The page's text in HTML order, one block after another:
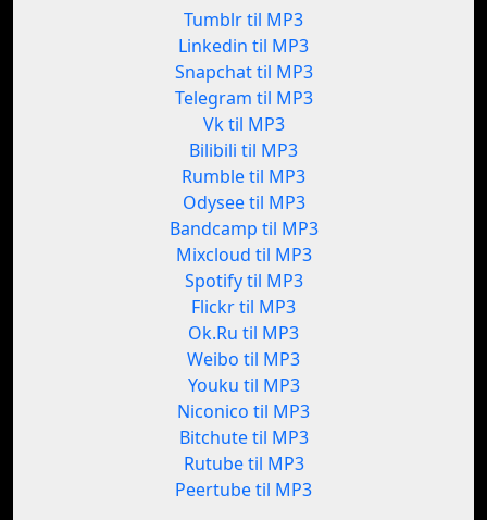
Tumblr til MP3
Linkedin til MP3
Snapchat til MP3
Telegram til MP3
Vk til MP3
Bilibili til MP3
Rumble til MP3
Odysee til MP3
Bandcamp til MP3
Mixcloud til MP3
Spotify til MP3
Flickr til MP3
Ok.Ru til MP3
Weibo til MP3
Youku til MP3
Niconico til MP3
Bitchute til MP3
Rutube til MP3
Peertube til MP3